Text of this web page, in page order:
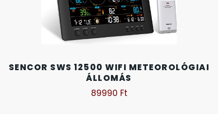
SENCOR SWS 12500 WIFI METEOROLÓGIAI
ÁLLOMÁS
89990 Ft